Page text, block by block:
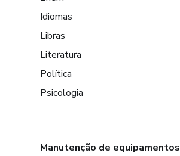
Idiomas
Libras
Literatura
Política
Psicologia
Manutenção de equipamentos